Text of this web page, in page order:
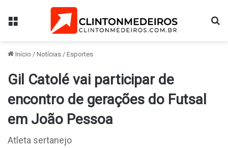
Menu
Início / Notícias / Esportes
Gil Catolé vai participar de
encontro de gerações do Futsal
em João Pessoa
Atleta sertanejo